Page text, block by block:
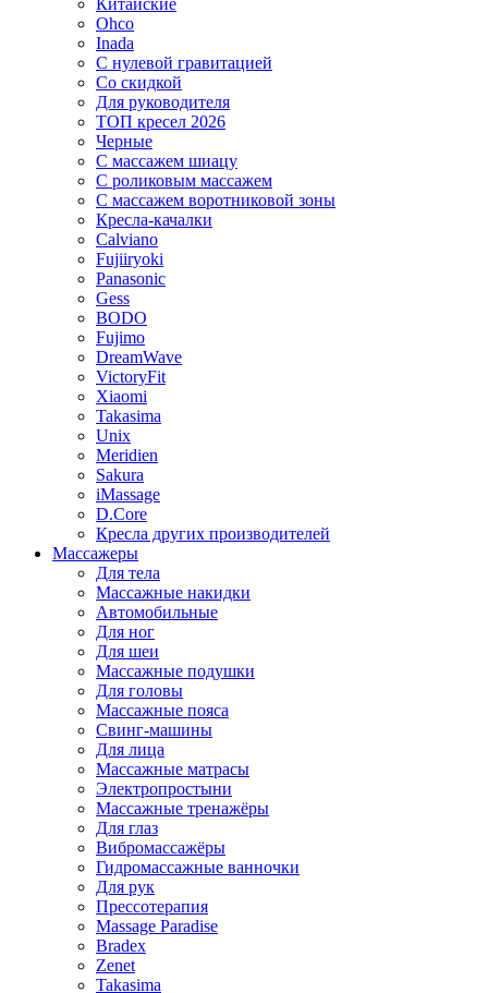
Ohco
Inada
С нулевой гравитацией
Со скидкой
Для руководителя
ТОП кресел 2026
Черные
С массажем шиацу
С роликовым массажем
С массажем воротниковой зоны
Кресла-качалки
Calviano
Fujiiryoki
Panasonic
Gess
BODO
Fujimo
DreamWave
VictoryFit
Xiaomi
Takasima
Unix
Meridien
Sakura
iMassage
D.Core
Кресла других производителей
Массажеры
Для тела
Массажные накидки
Автомобильные
Для ног
Для шеи
Массажные подушки
Для головы
Массажные пояса
Свинг-машины
Для лица
Массажные матрасы
Электропростыни
Массажные тренажёры
Для глаз
Вибромассажёры
Гидромассажные ванночки
Для рук
Прессотерапия
Massage Paradise
Bradex
Zenet
Takasima